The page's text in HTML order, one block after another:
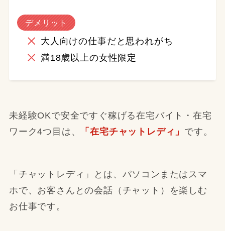
デメリット
大人向けの仕事だと思われがち
満18歳以上の女性限定
未経験OKで安全ですぐ稼げる在宅バイト・在宅
ワーク4つ目は、
「在宅チャットレディ」 です。
「チャットレディ」とは、パソコンまたはスマ
ホで、お客さんとの会話（チャット）を楽しむ
お仕事です。